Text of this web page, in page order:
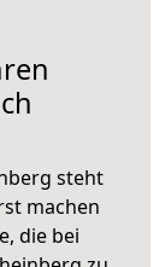
steht
machen
die bei